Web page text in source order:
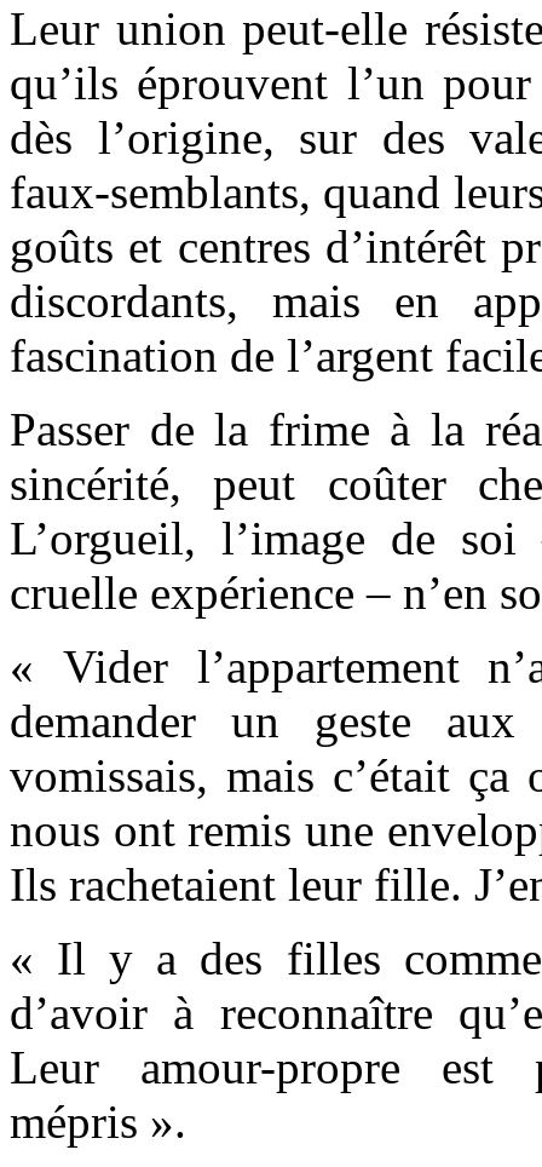
Leur union peut-elle
qu’ils éprouvent l’un
dès l’origine, sur des
faux-semblants, quand
goûts et centres d’intérêt
discordants, mais en
fascination de l’argent
Passer de la frime à la
sincérité, peut coûter
L’orgueil, l’image de
cruelle expérience – n’en
« Vider l’appartement
demander un geste aux
vomissais, mais c’était
nous ont remis une
Ils rachetaient leur fille.
« Il y a des filles
d’avoir à reconnaître
Leur amour-propre
mépris ».